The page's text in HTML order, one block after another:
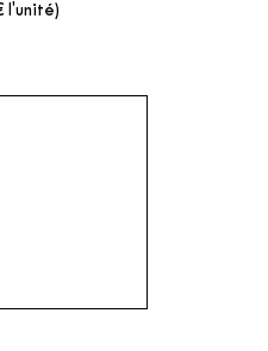
l'unité)